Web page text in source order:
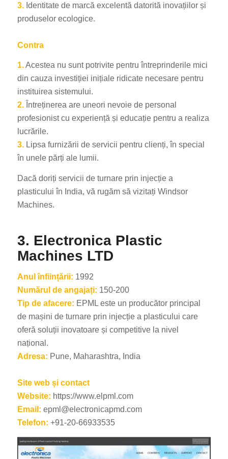
3.Identitate de marcă excelentă datorită inovațiilor și
produselor ecologice.
Contra
1.Acestea nu sunt potrivite pentru întreprinderile mici
din cauza investiției inițiale ridicate necesare pentru
instituirea sistemului.
2.Întreținerea are uneori nevoie de personal
profesionist cu experiență și educație pentru a realiza
lucrările.
3. Lipsa furnizării de servicii pentru clienți, în special
în unele părți ale lumii.
Dacă doriți servicii de turnare prin injecție a
plasticului în India, vă rugăm să vizitați Windsor
Machines.
3. Electronica Plastic
Machines LTD
Anul înființării: 1992
Numărul de angajați: 150-200
Tip de afacere: EPML este un producător principal
de mașini de turnare prin injecție a plasticului care
oferă soluții inovatoare și competitive la nivel
național.
Adresa: Pune, Maharashtra, India
Site web și contact
Website: https://www.elpml.com
Email: epml@electronicapmd.com
Telefon: +91-20-66933535